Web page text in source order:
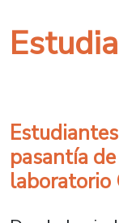
pasantía
laboratorio